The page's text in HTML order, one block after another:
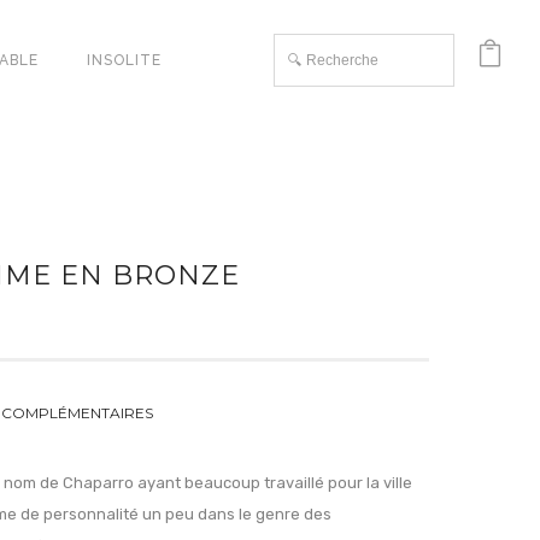
INSOLITE
EN BRONZE
de Chaparro ayant beaucoup travaillé pour la ville
de personnalité un peu dans le genre des